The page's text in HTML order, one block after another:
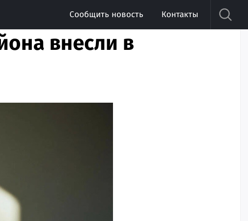
Сообщить новость Контакты
внесли в